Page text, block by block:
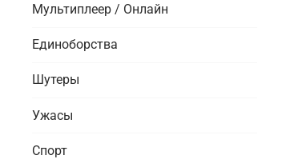
Мультиплеер / Онлайн
Единоборства
Шутеры
Ужасы
Спорт